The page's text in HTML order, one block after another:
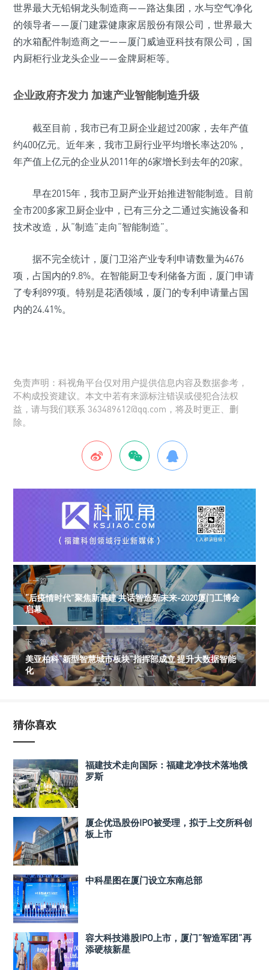
世界最大无铅铜龙头制造商——路达集团，水与空气净化
的领导者——厦门建霖健康家居股份有限公司，世界最大
的水箱配件制造商之一——厦门威迪亚科技有限公司，国
内厨柜行业龙头企业——金牌厨柜等。
企业政府齐发力 加速产业智能制造升级
截至目前，我市已有卫厨企业超过200家，去年产值
约400亿元。近年来，我市卫厨行业平均增长率达20%，
年产值上亿元的企业从2011年的6家增长到去年的20家。
早在2015年，我市卫厨产业开始推进智能制造。目前
全市200多家卫厨企业中，已有三分之二通过实施设备和
技术改造，从“制造”走向“智能制造”。
据不完全统计，厦门卫浴产业专利申请数量为4676
项，占国内的9.8%。在智能厨卫专利储备方面，厦门申请
了专利899项。特别是花洒领域，厦门的专利申请量占国
内的24.41%。
免责声明：科视角平台仅对用户提供信息内容及数据参考，
不构成投资建议。本文中若有来源标注错误或侵犯合法权
益，请与我们联系 363489612@qq.com，将及时更正、删
除。
上一篇
“后疫情时代”聚焦新基建 共话智造新未来-2020厦门工博会
启幕
下一篇
美亚柏科“新型智慧城市板块”指挥部成立 提升大数据智能
化
猜你喜欢
福建技术走向国际：福建龙净技术落地俄
罗斯
厦企优迅股份IPO被受理，拟于上交所科创
板上市
中科星图在厦门设立东南总部
容大科技港股IPO上市，厦门”智造军团”再
添硬核新星